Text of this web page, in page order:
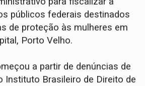
públicos federais destinados
de proteção às mulheres em
Porto Velho.
a partir de denúncias de
Instituto Brasileiro de Direito de